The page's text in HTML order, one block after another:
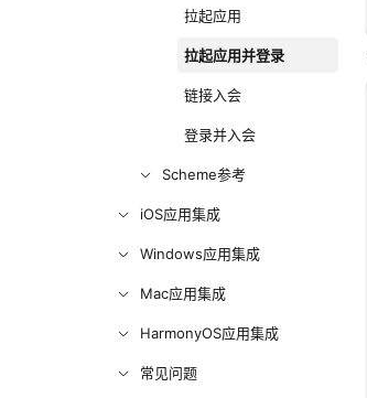
拉起应用
拉起应用并登录
链接入会
登录并入会
Scheme参考
iOS应用集成
Windows应用集成
Mac应用集成
HarmonyOS应用集成
常见问题